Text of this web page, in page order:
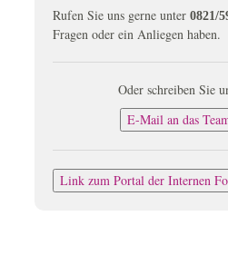
Rufen Sie uns gerne unter 0821/
Fragen oder ein Anliegen haben.
Oder schreiben Sie
E-Mail an das
Link zum Portal der Internen